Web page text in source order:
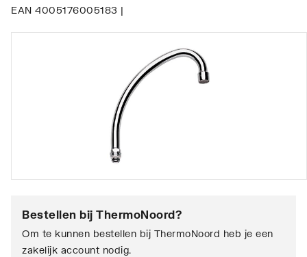
EAN 4005176005183 |
Bestellen bij ThermoNoord?
Om te kunnen bestellen bij ThermoNoord heb je een
zakelijk account nodig.